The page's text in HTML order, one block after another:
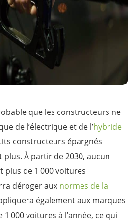
que les constructeurs ne
de l’électrique et de l’hybride
constructeurs épargnés
plus. À partir de 2030, aucun
de 1 000 voitures
déroger aux normes de la
également aux marques
000 voitures à l’année, ce qui